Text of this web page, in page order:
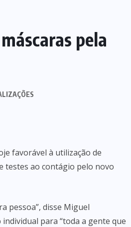
pela
favorável à utilização de
testes ao contágio pelo novo
pessoa”, disse Miguel
para “toda a gente que